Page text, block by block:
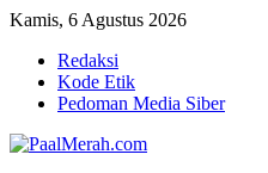
Kamis, 6 Agustus 2026
Redaksi
Kode Etik
Pedoman Media Siber